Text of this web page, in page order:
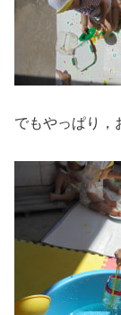
でもやっぱり，